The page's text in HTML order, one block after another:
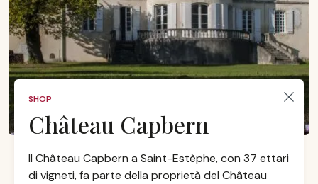
SHOP
Château Capbern
Il Château Capbern a Saint-Estèphe, con 37 ettari
di vigneti, fa parte della proprietà del Château